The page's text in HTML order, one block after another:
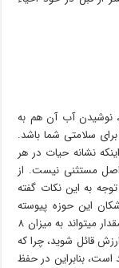
نوشیدن آب آن هم به
سلامتی شما باشد.
نشانه حیات در هر
مستثنی نیست. از
به این نکات گفته
این حوزه پیوسته
توصیه می‌کنند در طی روز آب فراوان بنوشید و این مقدار میتواند به میزان ۸
قائل شوید، چرا که
است، بنابراین در حفظ